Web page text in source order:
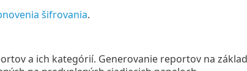
šifrovania.
a ich kategórií. Generovanie reportov na